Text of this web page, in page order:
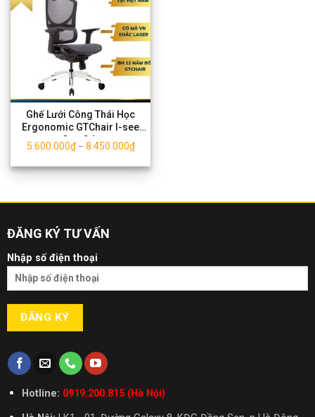
Ghế Lưới Công Thái Học
Ergonomic GTChair I-see
Cao Cấp
5.600.000₫– 8.450.000₫
ĐĂNG KÝ TƯ VẤN
Nhập số điện thoại
Hotline: 0919.200.815 (Hà Nội)